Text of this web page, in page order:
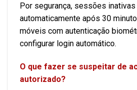
Por segurança, sessões
automaticamente após 30
móveis com autenticação
configurar login automático.
O que fazer se suspeitar de
autorizado?